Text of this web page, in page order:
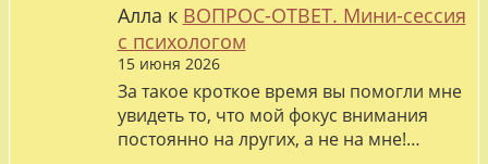
Алла к ВОПРОС-ОТВЕТ. Мини-сессия
с психологом
15 июня 2026
За такое кроткое время вы помогли мне
увидеть то, что мой фокус внимания
постоянно на лругих, а не на мне!…